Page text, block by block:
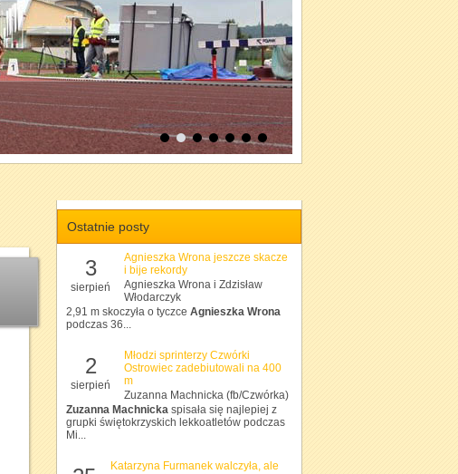
Ostatnie posty
3
sierpień
Agnieszka Wrona jeszcze skacze
i bije rekordy
Agnieszka Wrona i Zdzisław
Włodarczyk
2,91 m skoczyła o tyczce Agnieszka Wrona
podczas 36...
2
sierpień
Młodzi sprinterzy Czwórki
Ostrowiec zadebiutowali na 400
m
Zuzanna Machnicka (fb/Czwórka)
Zuzanna Machnicka spisała się najlepiej z
grupki świętokrzyskich lekkoatletów podczas
Mi...
Katarzyna Furmanek walczyła, ale